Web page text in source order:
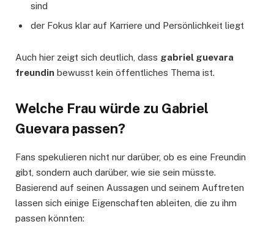
sind
der Fokus klar auf Karriere und Persönlichkeit liegt
Auch hier zeigt sich deutlich, dass gabriel guevara
freundin bewusst kein öffentliches Thema ist.
Welche Frau würde zu Gabriel
Guevara passen?
Fans spekulieren nicht nur darüber, ob es eine Freundin
gibt, sondern auch darüber, wie sie sein müsste.
Basierend auf seinen Aussagen und seinem Auftreten
lassen sich einige Eigenschaften ableiten, die zu ihm
passen könnten: